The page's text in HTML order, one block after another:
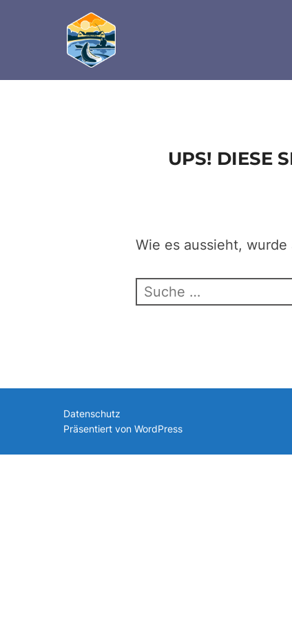
define('DISALLOW_FILE_EDIT', true);
UPS! DIESE
Wie es aussieht,
Suchen
Datenschutz
Präsentiert von WordPress